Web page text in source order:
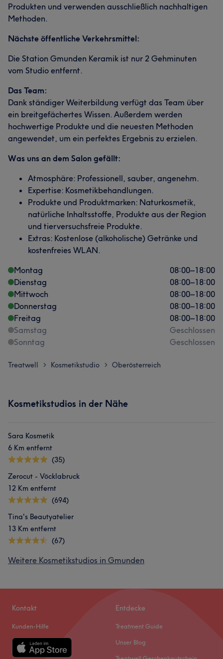
Produkten und verwenden ausschließlich nachhaltigen
Methoden.
Nächste öffentliche Verkehrsmittel:
Die Station Gmunden Keramik ist nur 2 Gehminuten
vom Studio entfernt.
Das Team:
Dank ständiger Weiterbildung verfügt das Team über
ein breitgefächertes Wissen. Außerdem werden
hochwertige Produkte und die neuesten Methoden
angewendet, um ein perfektes Ergebnis zu erzielen.
Was uns an dem Salon gefällt:
Atmosphäre: Professionell, sauber, angenehm.
Expertise: Kosmetikbehandlungen.
Produkte und Produktmarken: Naturkosmetik,
natürliche Inhaltsstoffe, Produkte aus der Region
und tierversuchsfreie Produkte.
Extras: Kostenlose (alkoholische) Getränke und
kostenfreies WLAN.
Montag
08:00–18:00
Dienstag
08:00–18:00
Mittwoch
08:00–18:00
Donnerstag
08:00–18:00
Freitag
08:00–18:00
Samstag
Geschlossen
Sonntag
Geschlossen
Treatwell > Kosmetikstudio > Oberösterreich
Kosmetikstudios in der Nähe
Sara Kosmetik
6 Km entfernt
(35)
Zerocut - Vöcklabruck
12 Km entfernt
(694)
Tina's Beautyatelier
13 Km entfernt
(67)
Weitere Kosmetikstudios in Gmunden
Kontakt
Kunden-Hilfe
Entdecke
Treatment Guide
Unser Blog